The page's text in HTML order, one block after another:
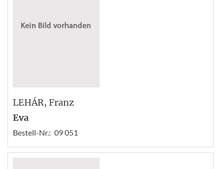
LEHÁR, Franz
Eva
Bestell-Nr.: 09 051